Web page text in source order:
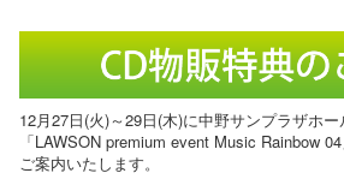
12月27日(火)～29日(木)に中野サンプラザホ
「LAWSON premium event Music Rainbow
ご案内いたします。